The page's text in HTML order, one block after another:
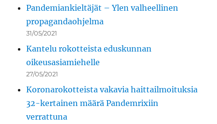
Pandemiankieltäjät – Ylen valheellinen
propagandaohjelma
31/05/2021
Kantelu rokotteista eduskunnan
oikeusasiamiehelle
27/05/2021
Koronarokotteista vakavia haittailmoituksia
32-kertainen määrä Pandemrixiin
verrattuna